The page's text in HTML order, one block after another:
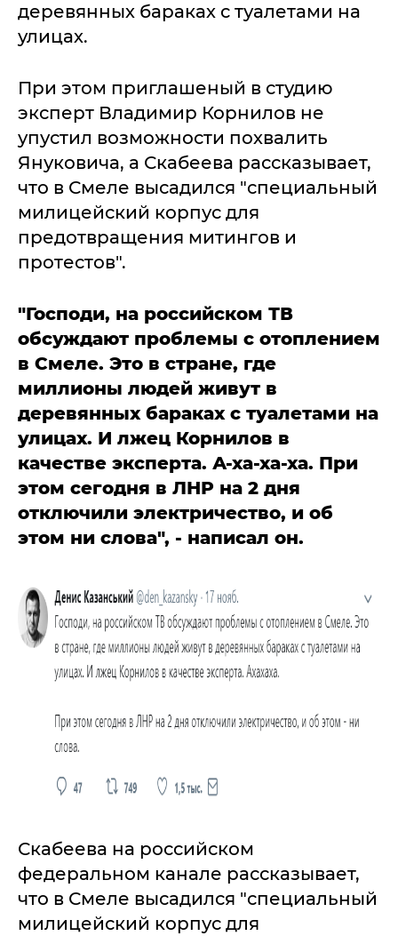
деревянных бараках с туалетами на
улицах.
При этом приглашеный в студию
эксперт Владимир Корнилов не
упустил возможности похвалить
Януковича, а Скабеева рассказывает,
что в Смеле высадился "специальный
милицейский корпус для
предотвращения митингов и
протестов".
"Господи, на российском ТВ
обсуждают проблемы с отоплением
в Смеле. Это в стране, где
миллионы людей живут в
деревянных бараках с туалетами на
улицах. И лжец Корнилов в
качестве эксперта. А-ха-ха-ха. При
этом сегодня в ЛНР на 2 дня
отключили электричество, и об
этом ни слова", - написал он.
Скабеева на российском
федеральном канале рассказывает,
что в Смеле высадился "специальный
милицейский корпус для